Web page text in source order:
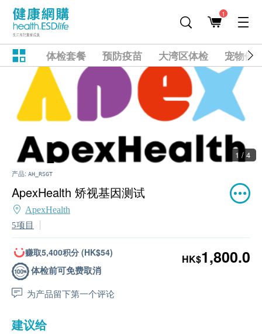
1
体检套餐 预防疫苗 大湾区体检 宠物健
1 / 4
产品: AH_RSGT
ApexHealth 矫视基因测试
ApexHealth
5项目
赚取5,400积分 (HK$54)
体检前可免费取消
为产品留下第一个评论
HK$1,800.0
建议给